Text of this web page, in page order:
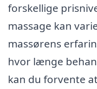
forskellige
massage kan
massørens
hvor længe
kan du forvente